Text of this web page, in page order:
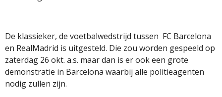
De klassieker, de voetbalwedstrijd tussen FC Barcelona
en RealMadrid is uitgesteld. Die zou worden gespeeld op
zaterdag 26 okt. a.s. maar dan is er ook een grote
demonstratie in Barcelona waarbij alle politieagenten
nodig zullen zijn.